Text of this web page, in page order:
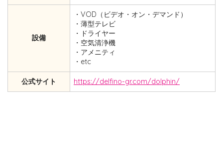
設備
・VOD（ビデオ・オン・デマンド）
・薄型テレビ
・ドライヤー
・空気清浄機
・アメニティ
・etc
公式サイト https://delfino-gr.com/dolphin/